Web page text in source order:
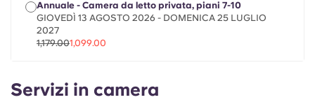
Annuale - Camera da letto privata, piani 7-10
GIOVEDÌ 13 AGOSTO 2026 - DOMENICA 25 LUGLIO
2027
1,179.001,099.00
Servizi in camera